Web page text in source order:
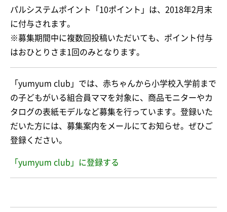
パルシステムポイント「10ポイント」は、2018年2月末
に付与されます。
※募集期間中に複数回投稿いただいても、ポイント付与
はおひとりさま1回のみとなります。
「yumyum club」では、赤ちゃんから小学校入学前まで
の子どもがいる組合員ママを対象に、商品モニターやカ
タログの表紙モデルなど募集を行っています。登録いた
だいた方には、募集案内をメールにてお知らせ。ぜひご
登録ください。
「yumyum club」に登録する